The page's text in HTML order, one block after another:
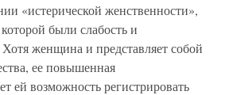
«истерической женственности»,
были слабость и
Хотя женщина и представляет собой
ее повышенная
ей возможность регистрировать